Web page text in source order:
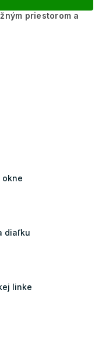
priestorom a
okne
diaľku
linke